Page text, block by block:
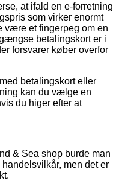
at ifald en e-forretning
som virker enormt
være et fingerpeg om en
betalingskort er i
forsvarer køber overfor
betalingskort eller
kan du vælge en
du higer efter at
& Sea shop burde man
men det er